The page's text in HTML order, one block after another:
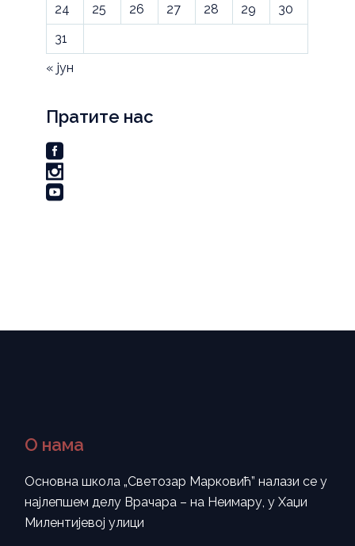
24
25 26 27 28 29
30
31
« јун
Пратите нас
О нама
Основна школа „Светозар Марковић” налази се у
најлепшем делу Врачара – на Неимару, у Хаџи
Милентијевој улици